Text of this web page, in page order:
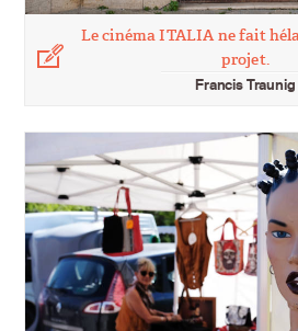
Le cinéma ITALIA ne fait
projet.
Francis Traunig